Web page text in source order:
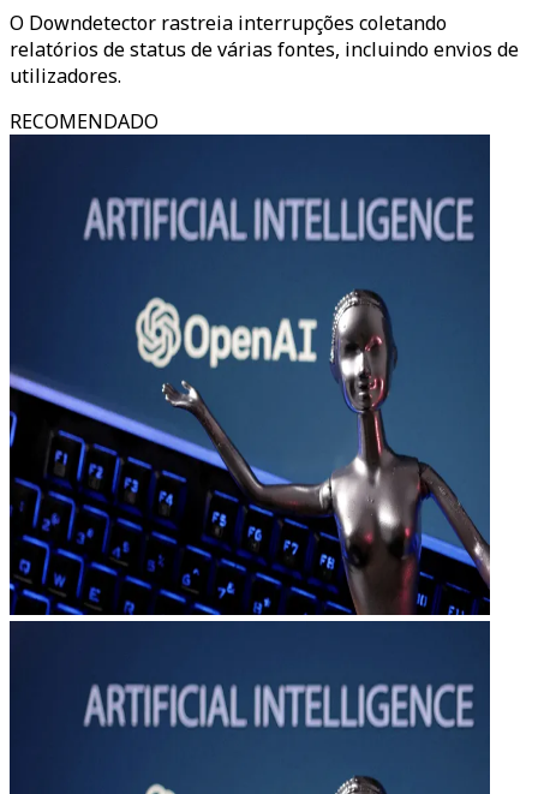
O Downdetector rastreia interrupções coletando
relatórios de status de várias fontes, incluindo envios de
utilizadores.
RECOMENDADO